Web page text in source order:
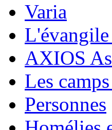
Varia
AXIOS
Les
Personnes